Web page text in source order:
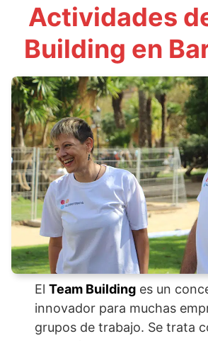
Actividades
Building en
ElTeam Building es un
innovador para muchas
grupos de trabajo. Se trata